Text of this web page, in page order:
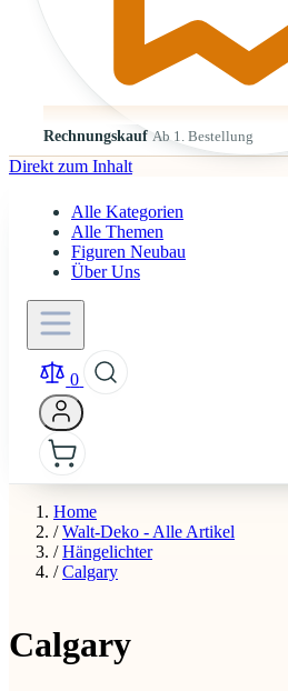
Rechnungskauf Ab 1. Bestellung
Direkt zum Inhalt
Alle Kategorien
Alle Themen
Figuren Neubau
Über Uns
0
Home
/ Walt-Deko - Alle Artikel
/ Hängelichter
/ Calgary
Calgary